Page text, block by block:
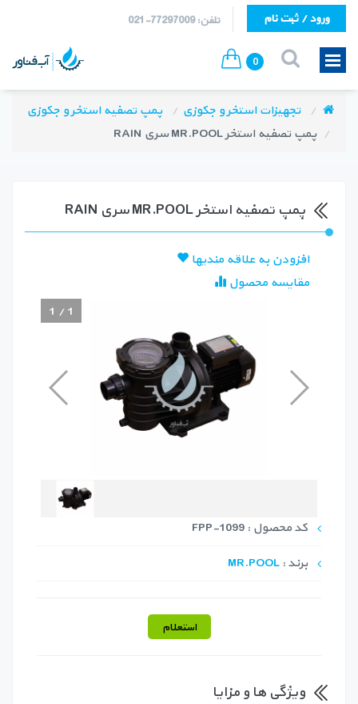
تلفن: 77297009-021 ورود / ثبت نام
0
تجهیزات استخر و جکوزی
پمپ تصفیه استخر و جکوزی
پمپ تصفیه استخر MR.POOL سری RAIN
پمپ تصفیه استخر MR.POOL سری RAIN
افزودن به علاقه مندیها
مقایسه محصول
1 /1
کد محصول : FPP-1099
برند : MR.POOL
استعلام
ویژگی ها و مزایا